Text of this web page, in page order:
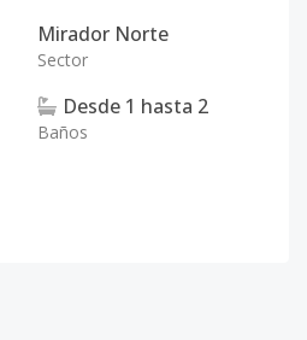
Mirador Norte
Sector
Desde 1 hasta 2
Baños